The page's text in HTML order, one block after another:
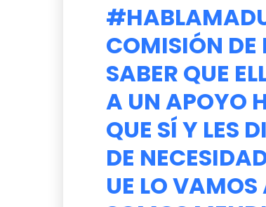
COMISIÓN DE
SABER QUE
A UN APOYO
QUE SÍ Y LES
DE
UE LO